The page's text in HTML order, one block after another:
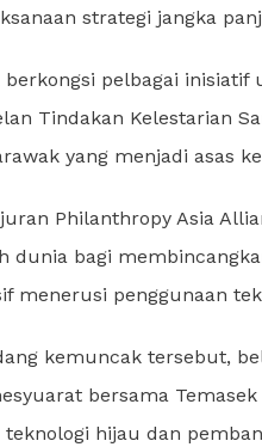
strategi jangka
pelbagai inisiatif
Tindakan Kelestarian
yang menjadi asas
Philanthropy Asia
bagi
menerusi penggunaan
kemuncak tersebut,
bersama
hijau dan